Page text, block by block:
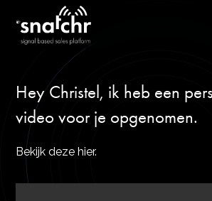
Hey Christel, ik heb een
video voor je opgenomen.
Bekijk deze hier.